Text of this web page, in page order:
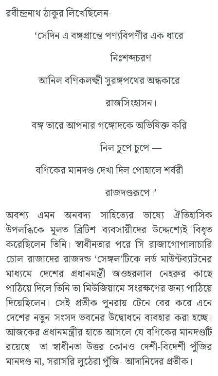
রবীন্দ্রনাথ ঠাকুর লিখেছিলেন-
‘সেদিন এ বঙ্গপ্রান্তে পণ্যবিপণীর এক ধারে
নিঃশব্দচরণ
আনিল বণিকলক্ষ্মী সুরঙ্গপথের অন্ধকারে
রাজসিংহাসন।
বঙ্গ তারে আপনার গঙ্গোদকে অভিষিক্ত করি
নিল চুপে চুপে —
বণিকের মানদণ্ড দেখা দিল পোহালে শর্বরী
রাজদণ্ডরূপে।’
অবশ্য এমন অনবদ্য সাহিত্যের ভাষ্যে ঐতিহাসিক
উপলব্ধিকে মূলত ব্রিটিশ ব্যবসায়ীদের উদ্দেশ্যেই বিধৃত
করেছিলেন তিনি। স্বাধীনতার পরে সি রাজাগোপালাচারি
চোল রাজাদের রাজদন্ড ‘সেঙ্গল’টিকে লর্ড মাউন্টব্যাটনের
মাধ্যমে দেশের প্রধানমন্ত্রী জওহরলাল নেহরুর কাছে
পাঠিয়ে দিলে তিনি তা মিউজিয়ামে সংরক্ষণের জন্য পাঠিয়ে
দিয়েছিলেন। সেই প্রতীক পুনরায় টেনে বের করে এনে
দেশের নতুন সংসদ ভবনের উদ্বোধনে ব্যবহার করা হচ্ছে।
আজকের প্রধানমন্ত্রীর হাতে আসলে যে বণিকের মানদণ্ডটি
রয়েছে তা স্বাধীনতা উত্তর কোনও দেশী-বিদেশী পুঁজির
মানদণ্ড না, সরাসরি লুঠেরা পুঁজি- আদানিদের প্রতীক।